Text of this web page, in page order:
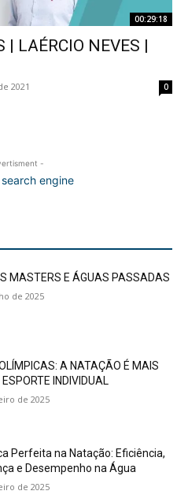
00:29:18
| LAÉRCIO NEVES |
2021 0
-
MASTERS E ÁGUAS PASSADAS
de 2025
A NATAÇÃO É MAIS
INDIVIDUAL
de 2025
Perfeita na Natação: Eficiência,
e Desempenho na Água
de 2025